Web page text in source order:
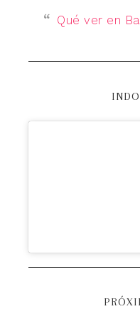
Qué ver en